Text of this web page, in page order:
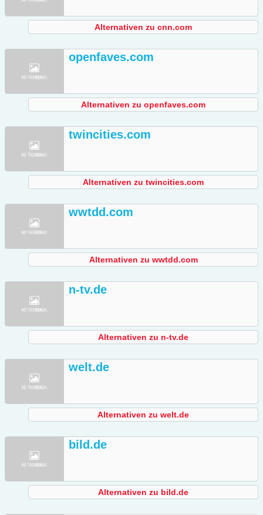
Alternativen zu cnn.com
openfaves.com
Alternativen zu openfaves.com
twincities.com
Alternativen zu twincities.com
wwtdd.com
Alternativen zu wwtdd.com
n-tv.de
Alternativen zu n-tv.de
welt.de
Alternativen zu welt.de
bild.de
Alternativen zu bild.de